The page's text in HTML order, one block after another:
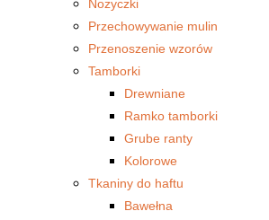
Nożyczki
Przechowywanie mulin
Przenoszenie wzorów
Tamborki
Drewniane
Ramko tamborki
Grube ranty
Kolorowe
Tkaniny do haftu
Bawełna